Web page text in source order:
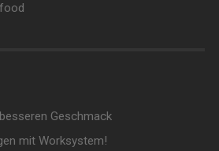
Geschmack
mit Worksystem!